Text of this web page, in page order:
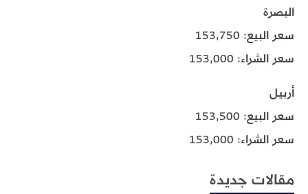
البصرة
سعر البيع: 153,750
سعر الشراء: 153,000
أربيل
سعر البيع: 153,500
سعر الشراء: 153,000
مقالات جديدة